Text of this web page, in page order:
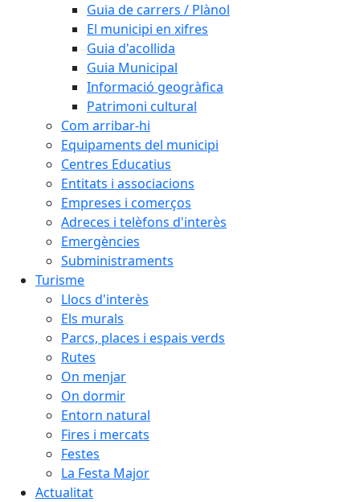
Guia de carrers / Plànol
El municipi en xifres
Guia d'acollida
Guia Municipal
Informació geogràfica
Patrimoni cultural
Com arribar-hi
Equipaments del municipi
Centres Educatius
Entitats i associacions
Empreses i comerços
Adreces i telèfons d'interès
Emergències
Subministraments
Turisme
Llocs d'interès
Els murals
Parcs, places i espais verds
Rutes
On menjar
On dormir
Entorn natural
Fires i mercats
Festes
La Festa Major
Actualitat